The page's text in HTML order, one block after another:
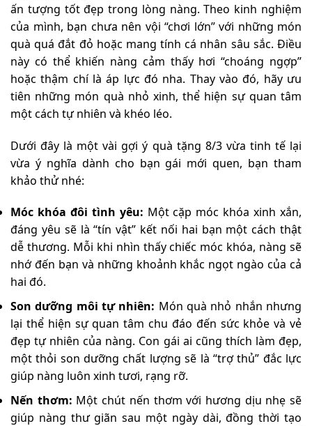
ấn tượng tốt đẹp trong lòng nàng. Theo kinh nghiệm
của mình, bạn chưa nên vội “chơi lớn” với những món
quà quá đắt đỏ hoặc mang tính cá nhân sâu sắc. Điều
này có thể khiến nàng cảm thấy hơi “choáng ngợp”
hoặc thậm chí là áp lực đó nha. Thay vào đó, hãy ưu
tiên những món quà nhỏ xinh, thể hiện sự quan tâm
một cách tự nhiên và khéo léo.
Dưới đây là một vài gợi ý quà tặng 8/3 vừa tinh tế lại
vừa ý nghĩa dành cho bạn gái mới quen, bạn tham
khảo thử nhé:
Móc khóa đôi tình yêu: Một cặp móc khóa xinh xắn,
đáng yêu sẽ là “tín vật” kết nối hai bạn một cách thật
dễ thương. Mỗi khi nhìn thấy chiếc móc khóa, nàng sẽ
nhớ đến bạn và những khoảnh khắc ngọt ngào của cả
hai đó.
Son dưỡng môi tự nhiên: Món quà nhỏ nhắn nhưng
lại thể hiện sự quan tâm chu đáo đến sức khỏe và vẻ
đẹp tự nhiên của nàng. Con gái ai cũng thích làm đẹp,
một thỏi son dưỡng chất lượng sẽ là “trợ thủ” đắc lực
giúp nàng luôn xinh tươi, rạng rỡ.
Nến thơm: Một chút nến thơm với hương dịu nhẹ sẽ
giúp nàng thư giãn sau một ngày dài, đồng thời tạo